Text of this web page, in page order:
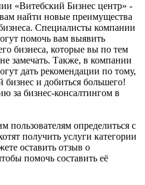
«Витебский Бизнес центр» -
найти новые преимущества
Специалисты компании
помочь вам выявить
бизнеса, которые вы по тем
замечать. Также, в компании
дать рекомендации по тому,
и добиться большего!
за бизнес-консалтингом в
пользователям определиться с
получить услуги категории
оставить отзыв о
помочь составить её